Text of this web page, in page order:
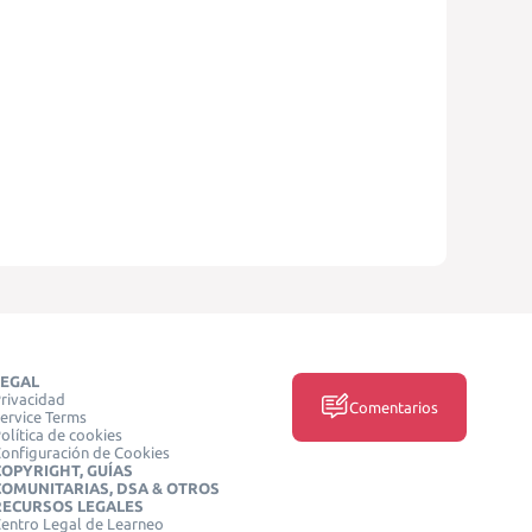
Terms
de cookies
de Cookies
GUÍAS
DSA & OTROS
LEGALES
Legal de Learneo
Comentarios